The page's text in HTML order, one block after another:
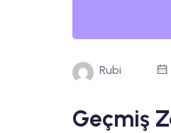
Rubi
Geçmiş